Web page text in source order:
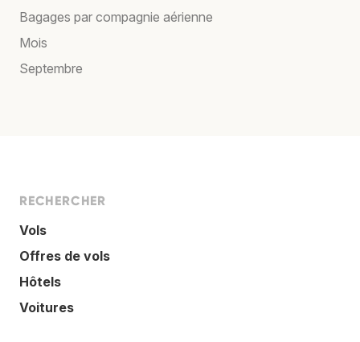
Bagages par compagnie aérienne
Mois
Septembre
RECHERCHER
Vols
Offres de vols
Hôtels
Voitures